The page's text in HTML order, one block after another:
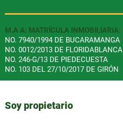
M.A A: MATRÍCULA INMOBILIARIA:
NO. 7940/1994 DE BUCARAMANGA
NO. 0012/2013 DE FLORIDABLANCA
NO. 246-G/13 DE PIEDECUESTA
NO. 103 DEL 27/10/2017 DE GIRÓN
Soy propietario